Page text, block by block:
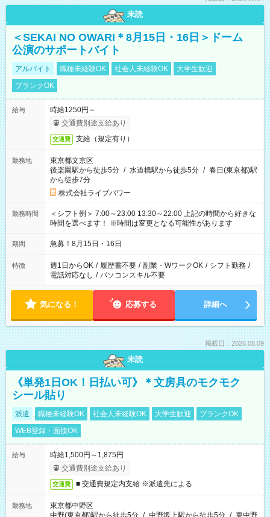
未読
＜SEKAI NO OWARI＊8月15日・16日＞ドーム
公演のサポートバイト
アルバイト 職種未経験OK 社会人未経験OK
大学生歓迎
ブランクOK
給与
時給1250円～
交通費別途支給あり
交通費 支給（規定有り）
勤務地
東京都文京区
後楽園駅から徒歩5分 / 水道橋駅から徒歩5分 / 春日(東京都)駅
から徒歩7分
株式会社ライブパワー
勤務時間
＜シフト例＞ 7:00～23:00 13:30～22:00 上記の時間から好きな
時間を選べます！ ※時間は変更となる可能性があります
期間 急募！8月15日・16日
特徴 週1日からOK / 履歴書不要 / 副業・WワークOK / シフト勤務 /
電話対応なし / パソコンスキル不要
気になる！ 応募する 詳細へ
掲載日：2026.08.09
未読
《単発1日OK！日払い可》＊文房具のモクモク
シール貼り
派遣 職種未経験OK 社会人未経験OK 大学生歓迎
ブランクOK
WEB登録・面接OK
給与
時給1,500円～1,875円
交通費別途支給あり
交通費 ■ 交通費規定内支給 ※派遣先による
勤務地
東京都中野区
中野(東京都)駅から徒歩5分 / 中野坂上駅から徒歩5分 / 東中野